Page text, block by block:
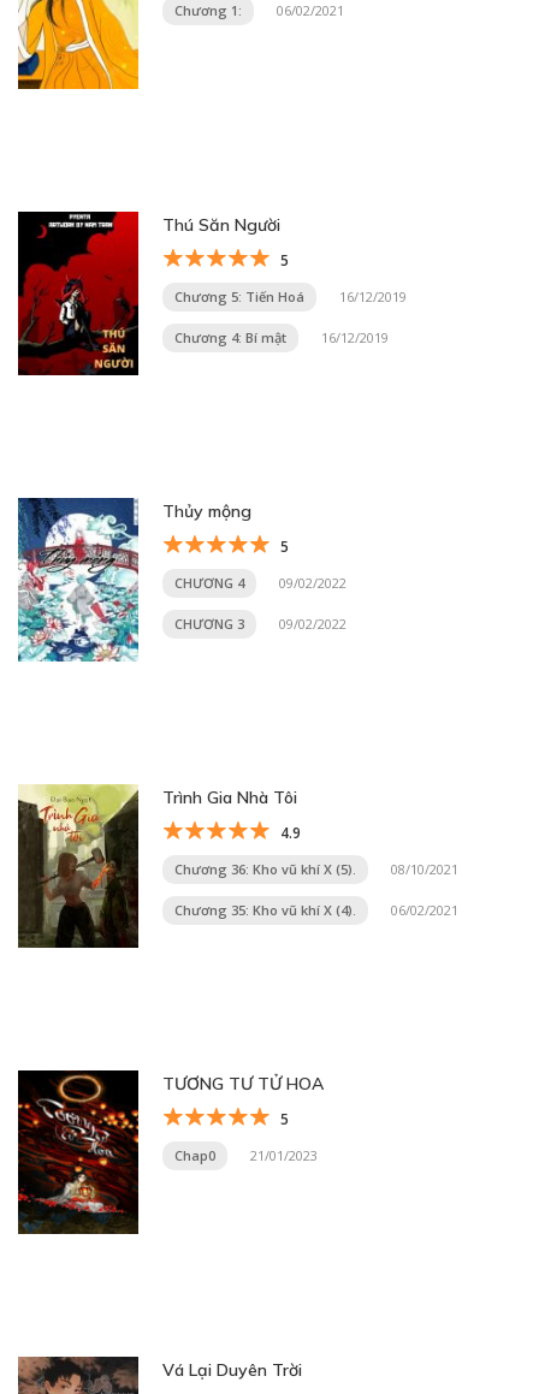
Chương 1: 06/02/2021
Thú Săn Người
5
Chương 5: Tiến Hoá 16/12/2019
Chương 4: Bí mật 16/12/2019
Thủy mộng
5
CHƯƠNG 4 09/02/2022
CHƯƠNG 3 09/02/2022
Trình Gia Nhà Tôi
4.9
Chương 36: Kho vũ khí X (5). 08/10/2021
Chương 35: Kho vũ khí X (4). 06/02/2021
TƯƠNG TƯ TỬ HOA
5
Chap0 21/01/2023
Vá Lại Duyên Trời